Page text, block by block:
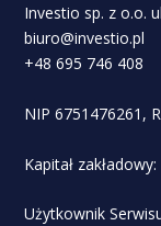
Investio sp. z o.o.
biuro@investio.pl
+48 695 746 408
NIP 6751476261,
Kapitał
Użytkownik